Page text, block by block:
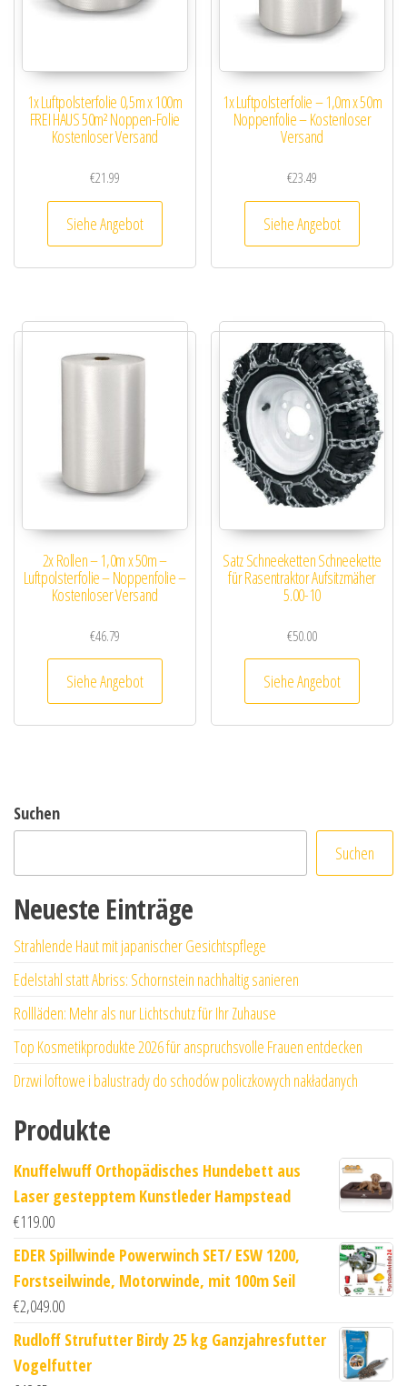
1x Luftpolsterfolie 0,5m x 100m
FREI HAUS 50m² Noppen-Folie
Kostenloser Versand
€21.99
Siehe Angebot
1x Luftpolsterfolie – 1,0m x 50m
Noppenfolie – Kostenloser
Versand
€23.49
Siehe Angebot
2x Rollen – 1,0m x 50m –
Luftpolsterfolie – Noppenfolie –
Kostenloser Versand
€46.79
Siehe Angebot
Satz Schneeketten Schneekette
für Rasentraktor Aufsitzmäher
5.00-10
€50.00
Siehe Angebot
Suchen
Suchen
Neueste Einträge
Strahlende Haut mit japanischer Gesichtspflege
Edelstahl statt Abriss: Schornstein nachhaltig sanieren
Rollläden: Mehr als nur Lichtschutz für Ihr Zuhause
Top Kosmetikprodukte 2026 für anspruchsvolle Frauen entdecken
Drzwi loftowe i balustrady do schodów policzkowych nakładanych
Produkte
Knuffelwuff Orthopädisches Hundebett aus
Laser gestepptem Kunstleder Hampstead
€119.00
EDER Spillwinde Powerwinch SET/ ESW 1200,
Forstseilwinde, Motorwinde, mit 100m Seil
€2,049.00
Rudloff Strufutter Birdy 25 kg Ganzjahresfutter
Vogelfutter